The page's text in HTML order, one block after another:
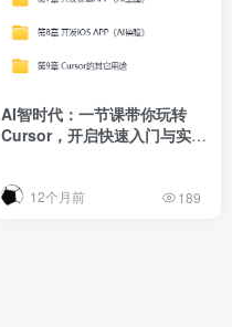
AI智时代：一节课带你玩转
Cursor，开启快速入门与实战
12个月前 189